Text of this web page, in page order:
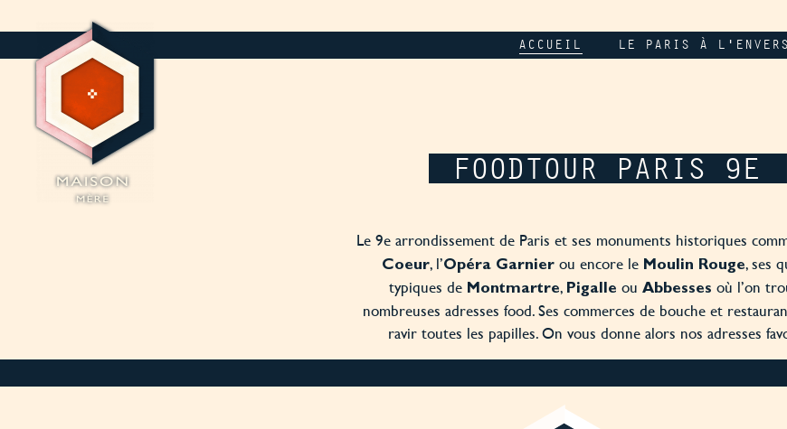
ACCUEIL LE PARIS À L'ENVERS
FOODTOUR PARIS 9E
Le 9e arrondissement de Paris et ses monuments historiques
Coeur, l’Opéra Garnier ou encore le Moulin Rouge, ses
typiques de Montmartre, Pigalle ou Abbesses où l’on
nombreuses adresses food. Ses commerces de bouche et
ravir toutes les papilles. On vous donne alors nos adresses